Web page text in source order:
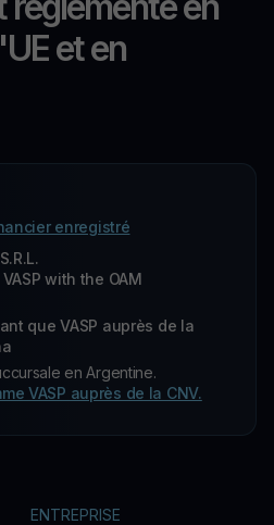
et en
enregistré
with the OAM
que VASP auprès de la
en Argentine.
VASP auprès de la CNV.
ENTREPRISE